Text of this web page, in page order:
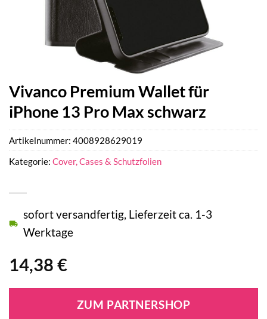
Vivanco Premium Wallet für
iPhone 13 Pro Max schwarz
14,38 €
sofort versandfertig, Lieferzeit ca. 1-3
Werktage
ZUM PARTNERSHOP
Artikelnummer: 4008928629019
Kategorie: Cover, Cases & Schutzfolien